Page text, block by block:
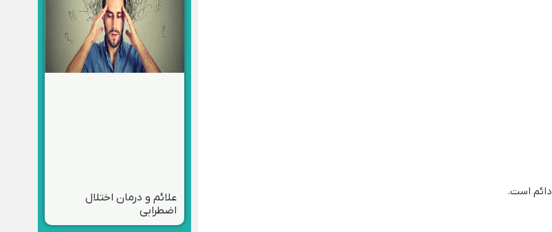
دائم است.
علائم و درمان اختلال
اضطرابی